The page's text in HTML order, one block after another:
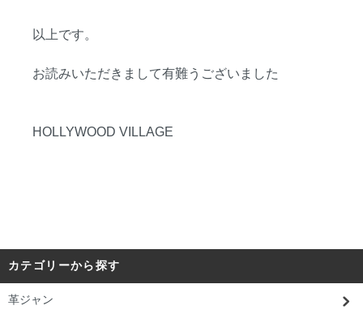
以上です。
お読みいただきまして有難うございました
HOLLYWOOD VILLAGE
カテゴリーから探す
革ジャン